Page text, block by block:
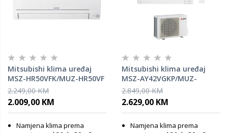
Mitsubishi klima uređaj
MSZ-HR50VFK/MUZ-HR50VF
2.249,00 KM
2.009,00 KM
Namjena klima prema
Mitsubishi klima uređaj
MSZ-AY42VGKP/MUZ-
AY42VG
2.849,00 KM
2.629,00 KM
Namjena klima prema